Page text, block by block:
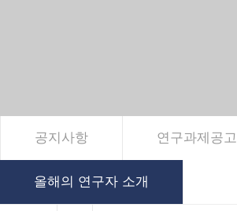
공지사항 연구과제공고
올해의 연구자 소개